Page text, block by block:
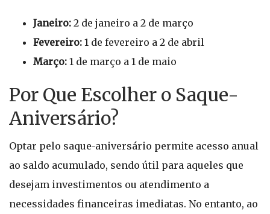
Janeiro: 2 de janeiro a 2 de março
Fevereiro: 1 de fevereiro a 2 de abril
Março: 1 de março a 1 de maio
Por Que Escolher o Saque-
Aniversário?
Optar pelo saque-aniversário permite acesso anual
ao saldo acumulado, sendo útil para aqueles que
desejam investimentos ou atendimento a
necessidades financeiras imediatas. No entanto, ao